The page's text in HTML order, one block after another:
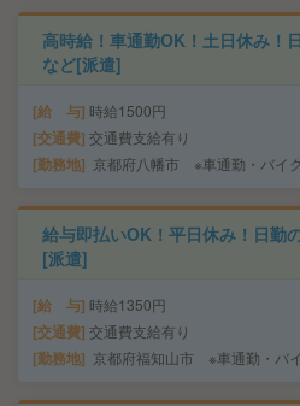
高時給！車通勤OK！土日休み！
など[派遣]
給 与 時給1500円
交通費 交通費支給有り
勤務地 京都府八幡市 ※車通勤・バイ
給与即払いOK！平日休み！日勤
[派遣]
給 与 時給1350円
交通費 交通費支給有り
勤務地 京都府福知山市 ※車通勤・バ